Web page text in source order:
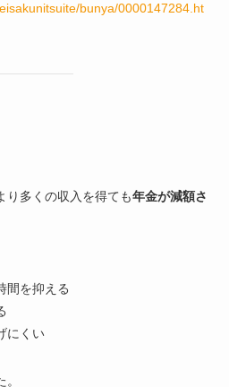
bunya/0000147284.ht
り多くの収入を得ても年金が減額さ
間を抑える
にくい